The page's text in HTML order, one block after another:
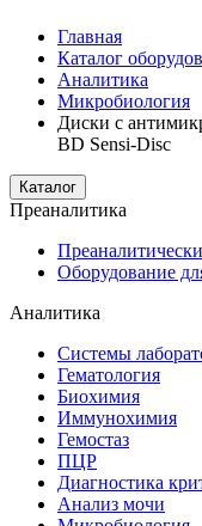
Главная
Каталог
Аналитика
Микробиология
Диски с
BD Sensi-Disc
Каталог
Преаналитика
Оборудование
Аналитика
Системы
Гематология
Биохимия
Иммунохимия
Гемостаз
ПЦР
Диагностика
Анализ мочи